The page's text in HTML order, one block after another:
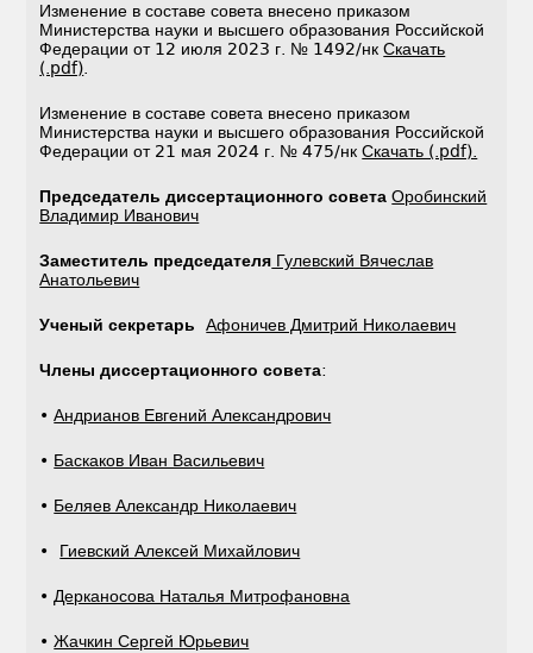
Изменение в составе совета внесено приказом
Министерства науки и высшего образования Российской
Федерации от 12 июля 2023 г. № 1492/нкСкачать
(.pdf)
Изменение в составе совета внесено приказом
Министерства науки и высшего образования Российской
Федерации от 21 мая 2024 г. № 475/нкСкачать (.pdf).
Председатель диссертационного совета Оробинский
Владимир Иванович
Заместитель председателя Гулевский Вячеслав
Анатольевич
Ученый секретарь Афоничев Дмитрий Николаевич
Члены диссертационного совета:
•Андрианов Евгений Александрович
• Баскаков Иван Васильевич
• Беляев Александр Николаевич
• Гиевский Алексей Михайлович
• Дерканосова Наталья Митрофановна
•Жачкин Сергей Юрьевич